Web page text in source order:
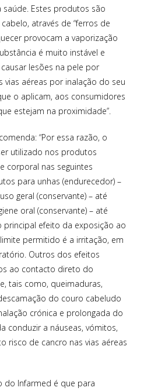
saúde. Estes produtos são
através de “ferros de
provocam a vaporização
é muito instável e
lesões na pele por
vias aéreas por inalação do seu
o aplicam, aos consumidores
estejam na proximidade”.
“Por essa razão, o
utilizado nos produtos
corporal nas seguintes
para unhas (endurecedor) –
geral (conservante) – até
oral (conservante) – até
principal efeito da exposição ao
permitido é a irritação, em
Outros dos efeitos
ao contacto direto do
tais como, queimaduras,
do couro cabeludo
crónica e prolongada do
conduzir a náuseas, vómitos,
risco de cancro nas vias aéreas
do Infarmed é que para